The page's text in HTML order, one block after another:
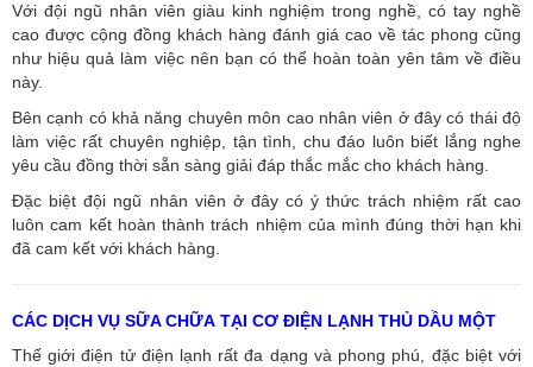
Với đội ngũ nhân viên giàu kinh nghiệm trong nghề, có tay nghề
cao được cộng đồng khách hàng đánh giá cao về tác phong cũng
như hiệu quả làm việc nên bạn có thể hoàn toàn yên tâm về điều
này.
Bên cạnh có khả năng chuyên môn cao nhân viên ở đây có thái độ
làm việc rất chuyên nghiệp, tận tình, chu đáo luôn biết lắng nghe
yêu cầu đồng thời sẵn sàng giải đáp thắc mắc cho khách hàng.
Đặc biệt đội ngũ nhân viên ở đây có ý thức trách nhiệm rất cao
luôn cam kết hoàn thành trách nhiệm của mình đúng thời hạn khi
đã cam kết với khách hàng.
CÁC DỊCH VỤ SỮA CHỮA TẠI CƠ ĐIỆN LẠNH THỦ DẦU MỘT
Thế giới điện tử điện lạnh rất đa dạng và phong phú, đặc biệt với